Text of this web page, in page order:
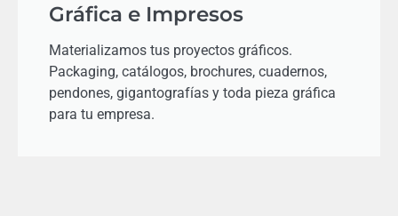
Gráfica e Impresos
Materializamos tus proyectos gráficos.
Packaging, catálogos, brochures, cuadernos,
pendones, gigantografías y toda pieza gráfica
para tu empresa.